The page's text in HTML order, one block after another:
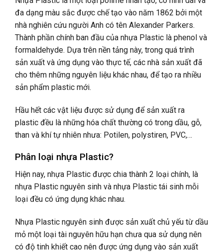
đa dạng màu sắc được chế tạo vào năm 1862 bởi một
nhà nghiên cứu người Anh có tên Alexander Parkers.
Thành phần chính ban đầu của nhựa Plastic là phenol và
formaldehyde. Dựa trên nền tảng này, trong quá trình
sản xuất và ứng dụng vào thực tế, các nhà sản xuất đã
cho thêm những nguyên liệu khác nhau, để tạo ra nhiều
sản phẩm plastic mới.
Hầu hết các vật liệu được sử dụng để sản xuất ra
plastic đều là những hóa chất thường có trong dầu, gỗ,
than và khí tự nhiên nhưa: Potilen, polystiren, PVC,…
Phân loại nhựa Plastic?
Hiện nay, nhựa Plastic được chia thành 2 loại chính, là
nhựa Plastic nguyên sinh và nhựa Plastic tái sinh mỗi
loại đều có ứng dụng khác nhau.
Nhựa Plastic nguyên sinh được sản xuất chủ yếu từ dầu
mỏ một loại tài nguyên hữu hạn chưa qua sử dụng nên
có độ tinh khiết cao nên được ứng dụng vào sản xuất